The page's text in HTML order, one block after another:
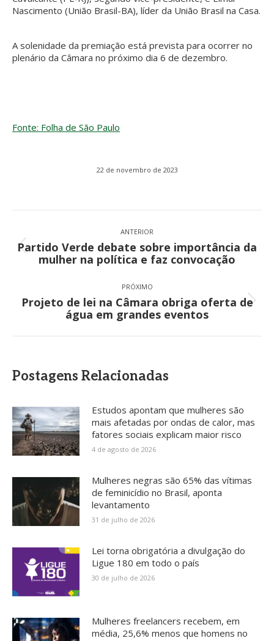
Nascimento (União Brasil-BA), líder da União Brasil na Casa.
A solenidade da premiação está prevista para ocorrer no
plenário da Câmara no próximo dia 6 de dezembro.
Fonte: Folha de São Paulo
22 de novembro de 2023
de
post:
ANTERIOR
Post
anterior:
Partido Verde debate sobre importância da
mulher na política e faz convocação
PRÓXIMO
Próximo
post:
Projeto de lei na Câmara obriga oferta de
água em grandes eventos
Postagens Relacionadas
Estudos apontam que mulheres são
mais afetadas por ondas de calor, mas
fatores sociais explicam maior risco
4 de agosto de 2026
Mulheres negras são 65% das vítimas
de feminicídio no Brasil, aponta
levantamento
31 de julho de 2026
Lei torna obrigatória a divulgação do
Ligue 180 em todo o país
30 de julho de 2026
Mulheres freelancers recebem, em
média, 25,6% menos que homens no